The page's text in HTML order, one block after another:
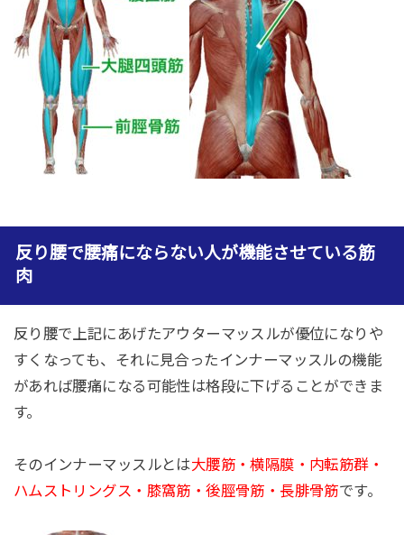
反り腰で腰痛にならない人が機能させている筋
肉
反り腰で上記にあげたアウターマッスルが優位になりや
すくなっても、それに見合ったインナーマッスルの機能
があれば腰痛になる可能性は格段に下げることができま
す。
そのインナーマッスルとは大腰筋・横隔膜・内転筋群・
ハムストリングス・膝窩筋・後脛骨筋・長腓骨筋です。